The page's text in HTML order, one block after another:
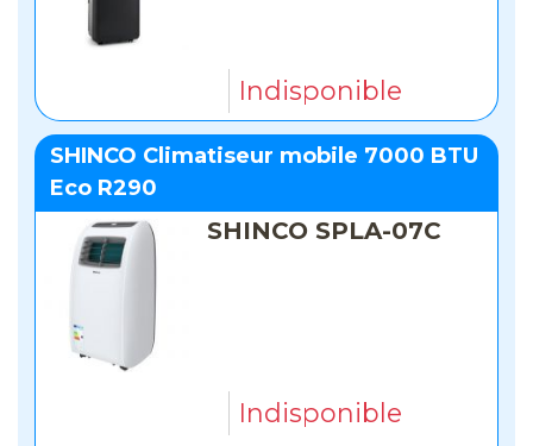
Indisponible
SHINCO Climatiseur mobile 7000 BTU
Eco R290
SHINCO SPLA-07C
Indisponible